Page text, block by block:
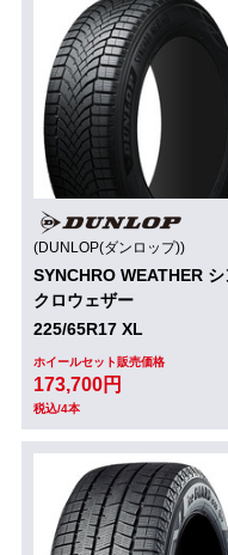
(DUNLOP(ダンロップ))
SYNCHRO WEATHER シ
クロウェザー
225/65R17 XL
ホイールセット販売価格
173,700円
税込/4本